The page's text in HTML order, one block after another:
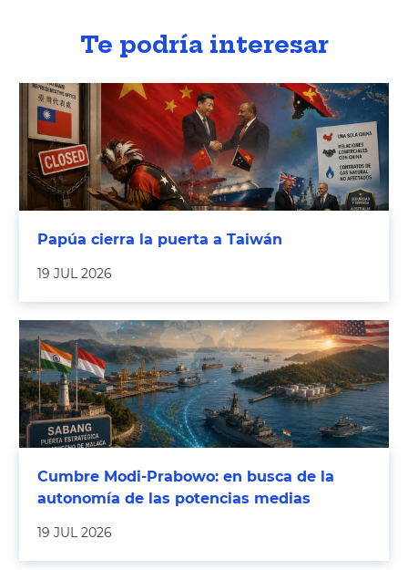
Te podría interesar
Papúa cierra la puerta a Taiwán
19 JUL 2026
Cumbre Modi-Prabowo: en busca de la
autonomía de las potencias medias
19 JUL 2026